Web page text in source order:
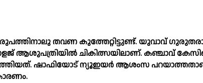
തവണ കുത്തേറ്റിട്ടുണ്ട്. യുവാവ്
ആശുപത്രിയില്‍ ചികിത്സയിലാണ്. കഞ്ചാവ്
ഷാഫിയോട് ന്യൂഇയർ ആശംസ